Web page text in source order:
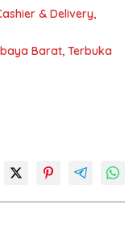
& Delivery,
Barat, Terbuka